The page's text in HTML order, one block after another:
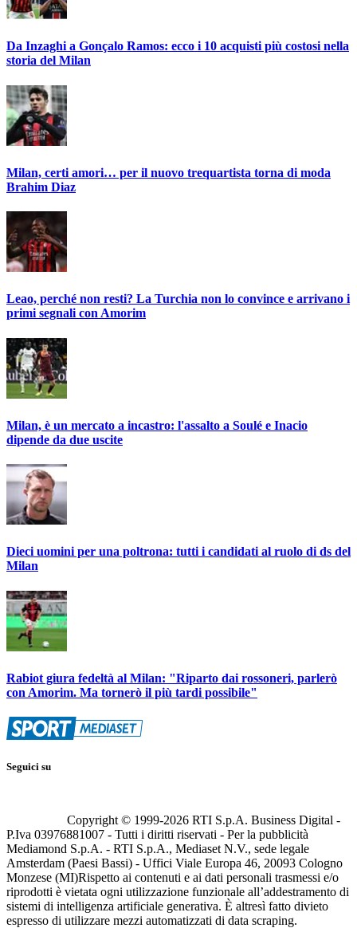
Da Inzaghi a Gonçalo Ramos: ecco i 10 acquisti più costosi nella
storia del Milan
Milan, certi amori… per il nuovo trequartista torna di moda
Brahim Diaz
Leao, perché non resti? La Turchia non lo convince e arrivano i
primi segnali con Amorim
Milan, è un mercato a incastro: l'assalto a Soulé e Inacio
dipende da due uscite
Dieci uomini per una poltrona: tutti i candidati al ruolo di ds del
Milan
Rabiot giura fedeltà al Milan: "Riparto dai rossoneri, parlerò
con Amorim. Ma tornerò il più tardi possibile"
Seguici su
Copyright © 1999-2026 RTI S.p.A. Business Digital -
P.Iva 03976881007 - Tutti i diritti riservati - Per la pubblicità
Mediamond S.p.A. - RTI S.p.A., Mediaset N.V., sede legale
Amsterdam (Paesi Bassi) - Uffici Viale Europa 46, 20093 Cologno
Monzese (MI)Rispetto ai contenuti e ai dati personali trasmessi e/o
riprodotti è vietata ogni utilizzazione funzionale all’addestramento di
sistemi di intelligenza artificiale generativa. È altresì fatto divieto
espresso di utilizzare mezzi automatizzati di data scraping.